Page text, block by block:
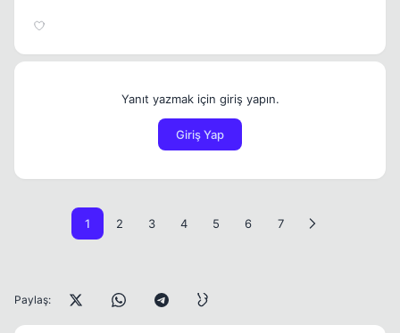
Yanıt yazmak için giriş yapın.
Giriş Yap
1 2 3 4 5 6 7
Paylaş: